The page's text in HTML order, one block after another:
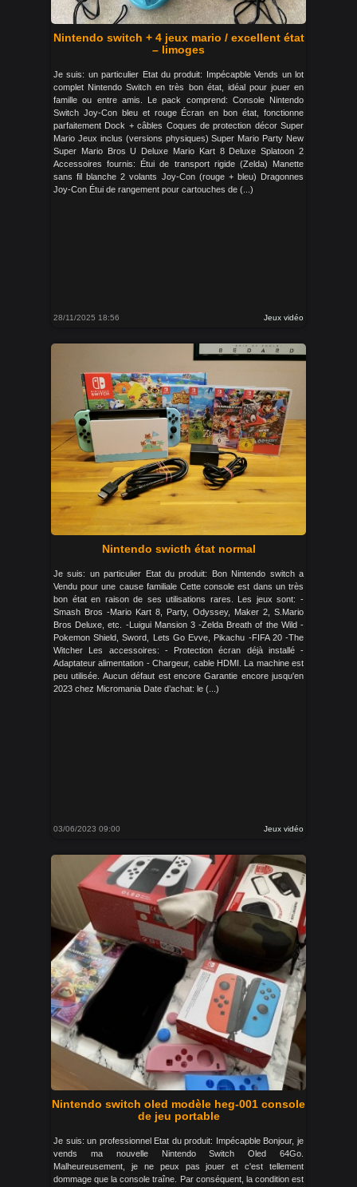
Nintendo switch + 4 jeux mario / excellent état
– limoges
Je suis: un particulier Etat du produit: Impécapble Vends un lot
complet Nintendo Switch en très bon état, idéal pour jouer en
famille ou entre amis. Le pack comprend: Console Nintendo
Switch Joy-Con bleu et rouge Écran en bon état, fonctionne
parfaitement Dock + câbles Coques de protection décor Super
Mario Jeux inclus (versions physiques) Super Mario Party New
Super Mario Bros U Deluxe Mario Kart 8 Deluxe Splatoon 2
Accessoires fournis: Étui de transport rigide (Zelda) Manette
sans fil blanche 2 volants Joy-Con (rouge + bleu) Dragonnes
Joy-Con Étui de rangement pour cartouches de (...)
28/11/2025 18:56 Jeux vidéo
Nintendo swicth état normal
Je suis: un particulier Etat du produit: Bon Nintendo switch a
Vendu pour une cause familiale Cette console est dans un très
bon état en raison de ses utilisations rares. Les jeux sont: -
Smash Bros -Mario Kart 8, Party, Odyssey, Maker 2, S.Mario
Bros Deluxe, etc. -Luigui Mansion 3 -Zelda Breath of the Wild -
Pokemon Shield, Sword, Lets Go Evve, Pikachu -FIFA 20 -The
Witcher Les accessoires: - Protection écran déjà installé -
Adaptateur alimentation - Chargeur, cable HDMI. La machine est
peu utilisée. Aucun défaut est encore Garantie encore jusqu'en
2023 chez Micromania Date d’achat: le (...)
03/06/2023 09:00 Jeux vidéo
Nintendo switch oled modèle heg-001 console
de jeu portable
Je suis: un professionnel Etat du produit: Impécapble Bonjour, je
vends ma nouvelle Nintendo Switch Oled 64Go.
Malheureusement, je ne peux pas jouer et c'est tellement
dommage que la console traîne. Par conséquent, la condition est